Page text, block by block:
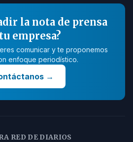
la nota de prensa
empresa?
comunicar y te proponemos
enfoque periodístico.
→
RED DE DIARIOS